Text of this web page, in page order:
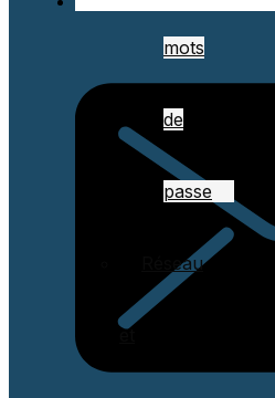
mots
de
passe
Réseau
et